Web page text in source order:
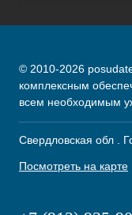
© 2010-2026
комплексным
всем необходимым
Свердловская обл .
Посмотреть на карте